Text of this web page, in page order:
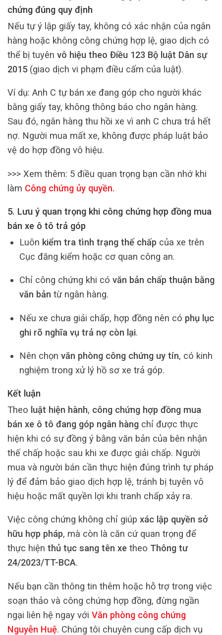
chứng đúng quy định
Nếu tự ý lập giấy tay, không có xác nhận của ngân
hàng hoặc không công chứng hợp lệ, giao dịch có
thể bị tuyên vô hiệu theo Điều 123 Bộ luật Dân sự
2015(giao dịch vi phạm điều cấm của luật).
Ví dụ: Anh C tự bán xe đang góp cho người khác
bằng giấy tay, không thông báo cho ngân hàng.
Sau đó, ngân hàng thu hồi xe vì anh C chưa trả hết
nợ. Người mua mất xe, không được pháp luật bảo
vệ do hợp đồng vô hiệu.
>>> Xem thêm: 5 điều quan trọng bạn cần nhớ khi
làm Công chứng ủy quyền.
5. Lưu ý quan trọng khi công chứng hợp đồng mua
bán xe ô tô trả góp
Luôn kiểm tra tình trạng thế chấp của xe trên
Cục đăng kiểm hoặc cơ quan công an.
Chỉ công chứng khi có văn bản chấp thuận bằng
văn bản từ ngân hàng.
Nếu xe chưa giải chấp, hợp đồng nên có phụ lục
ghi rõ nghĩa vụ trả nợ còn lại.
Nên chọn văn phòng công chứng uy tín, có kinh
nghiệm trong xử lý hồ sơ xe trả góp.
Kết luận
Theo luật hiện hành, công chứng hợp đồng mua
bán xe ô tô đang góp ngân hàng chỉ được thực
hiện khi có sự đồng ý bằng văn bản của bên nhận
thế chấp hoặc sau khi xe được giải chấp. Người
mua và người bán cần thực hiện đúng trình tự pháp
lý để đảm bảo giao dịch hợp lệ, tránh bị tuyên vô
hiệu hoặc mất quyền lợi khi tranh chấp xảy ra.
Việc công chứng không chỉ giúp xác lập quyền sở
hữu hợp pháp, mà còn là căn cứ quan trọng để
thực hiện thủ tục sang tên xe theo Thông tư
24/2023/TT-BCA.
Nếu bạn cần thông tin thêm hoặc hỗ trợ trong việc
soạn thảo và công chứng hợp đồng, đừng ngần
ngại liên hệ ngay với Văn phòng công chứng
Nguyễn Huệ. Chúng tôi chuyên cung cấp dịch vụ